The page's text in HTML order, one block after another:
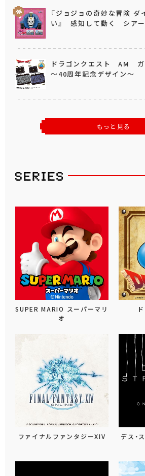
『ジョジョの奇妙な冒険 ダ
い』 感知して動く シアー
ドラゴンクエスト AM
～40周年記念デザイン～
もっと見る
SUPER MARIO スーパーマリ
オ
ファイナルファンタジーXIV
デス・